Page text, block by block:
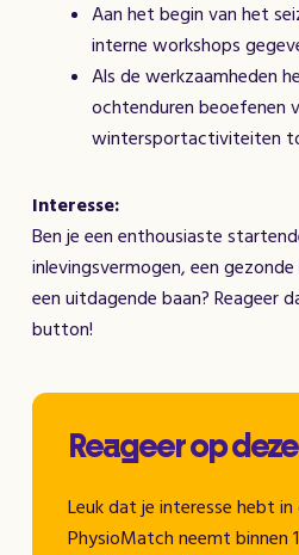
Aan het begin van het
interne workshops
Als de werkzaamheden
ochtenduren beoefenen
wintersportactiviteiten
Interesse:
Ben je een enthousiaste
inlevingsvermogen, een
een uitdagende baan? Reageer
button!
Reageer op
Leuk dat je interesse hebt in
PhysioMatch neemt binnen